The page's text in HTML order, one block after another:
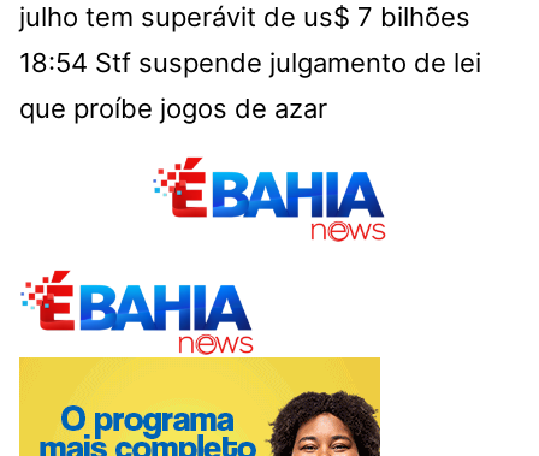
julho tem superávit de us$ 7 bilhões
18:54 Stf suspende julgamento de lei
que proíbe jogos de azar